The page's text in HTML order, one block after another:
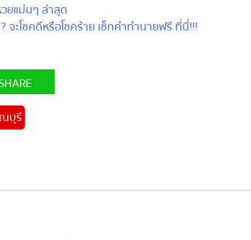
แม่นๆ ล่าสุด
ะโชคดีหรือโชคร้าย เช็กคำทำนายฟรี ที่นี่!!!
บุรี